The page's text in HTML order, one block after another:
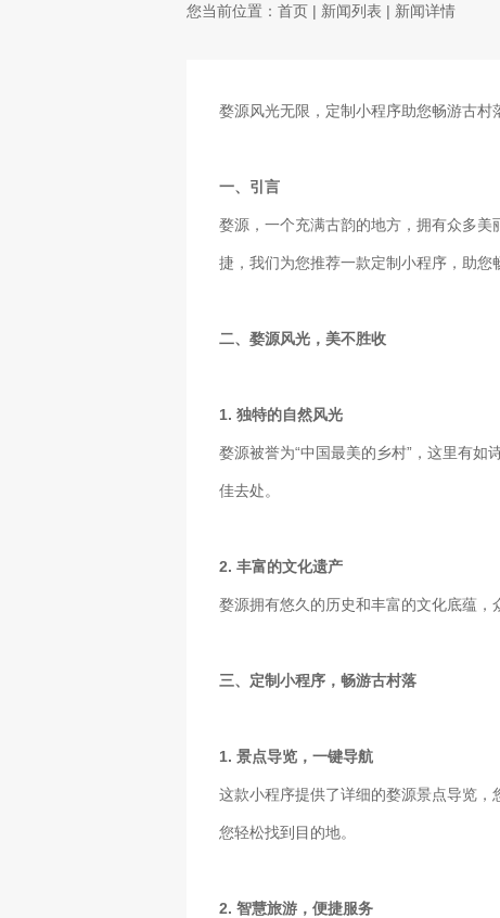
您当前位置： 首页 | 新闻列表 | 新闻详情
婺源风光无限，定制小程序助您畅游古村
一、引言
婺源，一个充满古韵的地方，拥有众多
捷，我们为您推荐一款定制小程序，助您
二、婺源风光，美不胜收
1. 独特的自然风光
婺源被誉为“中国最美的乡村”，这里有
佳去处。
2. 丰富的文化遗产
婺源拥有悠久的历史和丰富的文化底蕴，
三、定制小程序，畅游古村落
1. 景点导览，一键导航
这款小程序提供了详细的婺源景点导览
您轻松找到目的地。
2. 智慧旅游，便捷服务